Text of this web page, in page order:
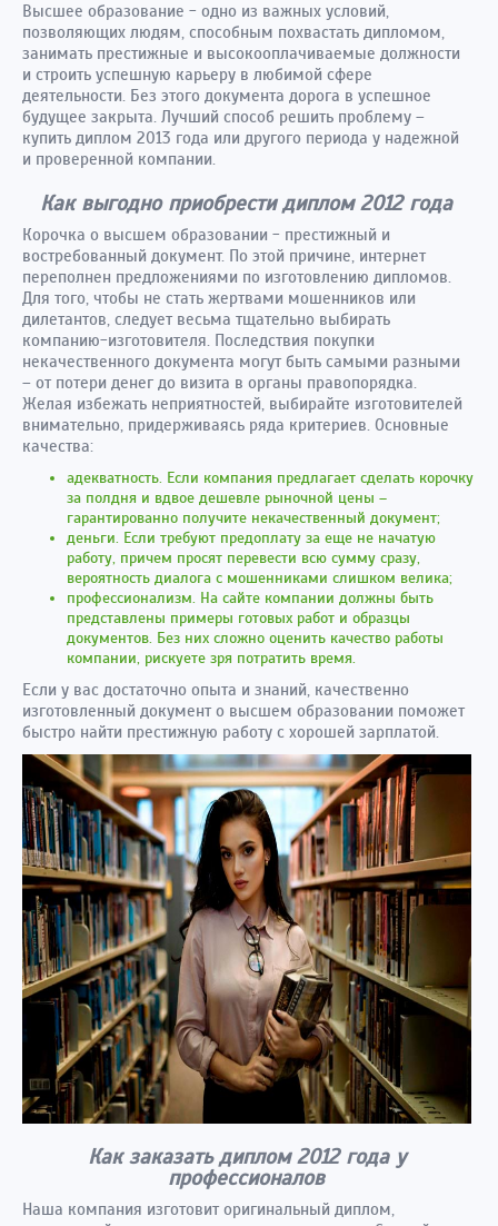
Высшее образование - одно из важных условий,
позволяющих людям, способным похвастать дипломом,
занимать престижные и высокооплачиваемые должности
и строить успешную карьеру в любимой сфере
деятельности. Без этого документа дорога в успешное
будущее закрыта. Лучший способ решить проблему –
купить диплом 2013 года или другого периода у надежной
и проверенной компании.
Как выгодно приобрести диплом 2012 года
Корочка о высшем образовании - престижный и
востребованный документ. По этой причине, интернет
переполнен предложениями по изготовлению дипломов.
Для того, чтобы не стать жертвами мошенников или
дилетантов, следует весьма тщательно выбирать
компанию-изготовителя. Последствия покупки
некачественного документа могут быть самыми разными
– от потери денег до визита в органы правопорядка.
Желая избежать неприятностей, выбирайте изготовителей
внимательно, придерживаясь ряда критериев. Основные
качества:
адекватность. Если компания предлагает сделать корочку
за полдня и вдвое дешевле рыночной цены –
гарантированно получите некачественный документ;
деньги. Если требуют предоплату за еще не начатую
работу, причем просят перевести всю сумму сразу,
вероятность диалога с мошенниками слишком велика;
профессионализм. На сайте компании должны быть
представлены примеры готовых работ и образцы
документов. Без них сложно оценить качество работы
компании, рискуете зря потратить время.
Если у вас достаточно опыта и знаний, качественно
изготовленный документ о высшем образовании поможет
быстро найти престижную работу с хорошей зарплатой.
Как заказать диплом 2012 года у
профессионалов
Наша компания изготовит оригинальный диплом,